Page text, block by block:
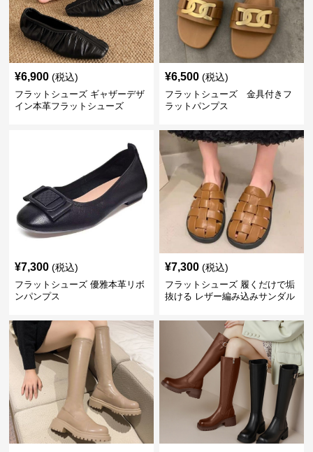
¥6,900 (税込)
フラットシューズ ギャザーデザ
イン本革フラットシューズ
¥6,500 (税込)
フラットシューズ 金具付きフ
ラットパンプス
¥7,300 (税込)
フラットシューズ 優雅本革リボ
ンパンプス
¥7,300 (税込)
フラットシューズ 履くだけで垢
抜ける レザー編み込みサンダル